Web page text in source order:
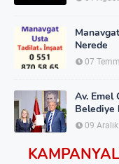
Nerede
07
Av. Emel Ozden , Ak
Belediye
09 Aralık